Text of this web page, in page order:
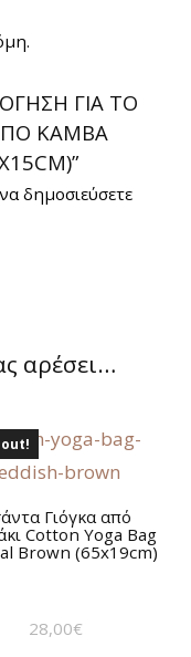
ΓΙΑ ΤΟ
ΚΑΜΒΆ
δημοσιεύσετε
αρέσει…
out!
Γιόγκα από
Cotton Yoga Bag
Brown (65x19cm)
28,00€